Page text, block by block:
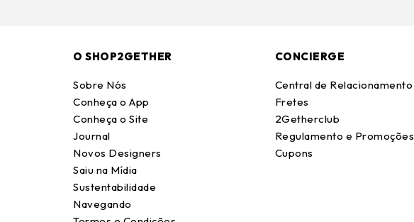
O SHOP2GETHER
Sobre Nós
Conheça o App
Conheça o Site
Journal
Novos Designers
Saiu na Mídia
Sustentabilidade
Navegando
CONCIERGE
Central de Relacionamento
Fretes
2Getherclub
Regulamento e Promoções
Cupons